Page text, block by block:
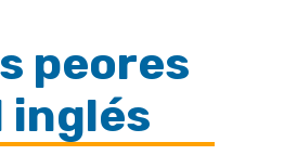
peores
inglés